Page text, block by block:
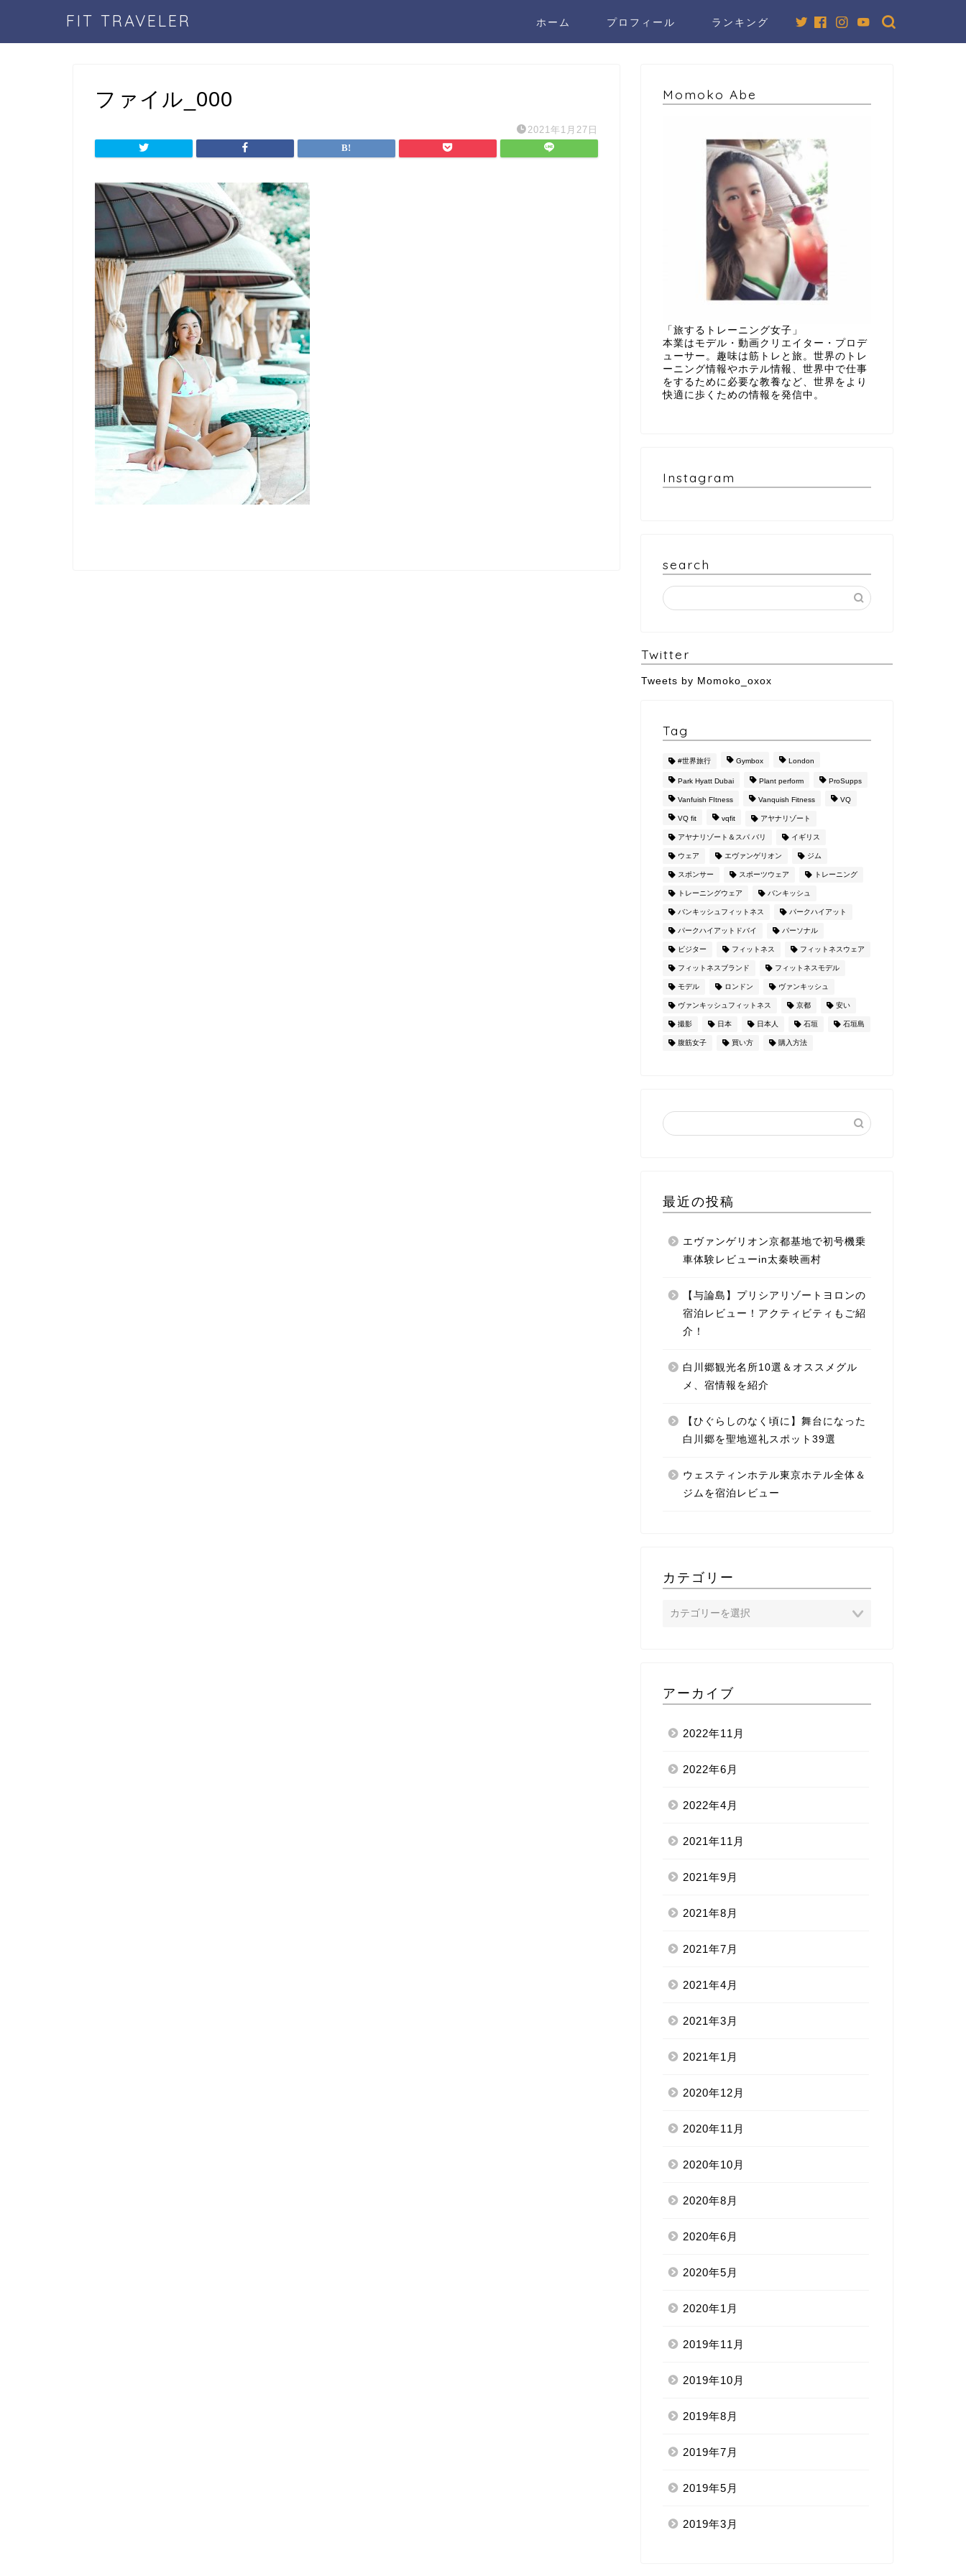
FIT TRAVELER ホーム プロフィール ランキング
ファイル_000
2021年1月27日
Momoko Abe
「旅するトレーニング女子」
本業はモデル・動画クリエイター・プロデ
ューサー。趣味は筋トレと旅。世界のトレ
ーニング情報やホテル情報、世界中で仕事
をするために必要な教養など、世界をより
快適に歩くための情報を発信中。
Instagram
search
Twitter
Tweets by Momoko_oxox
Tag
#世界旅行 Gymbox London
Park Hyatt Dubai Plant perform ProSupps
Vanfuish FItness Vanquish Fitness VQ
VQ fit vqfit アヤナリゾート
アヤナリゾート＆スパ バリ イギリス
ウェア エヴァンゲリオン ジム
スポンサー スポーツウェア トレーニング
トレーニングウェア バンキッシュ
バンキッシュフィットネス パークハイアット
パークハイアットドバイ パーソナル
ビジター フィットネス フィットネスウェア
フィットネスブランド フィットネスモデル
モデル ロンドン ヴァンキッシュ
ヴァンキッシュフィットネス 京都 安い
撮影 日本 日本人 石垣 石垣島
腹筋女子 買い方 購入方法
最近の投稿
エヴァンゲリオン京都基地で初号機乗
車体験レビューin太秦映画村
【与論島】プリシアリゾートヨロンの
宿泊レビュー！アクティビティもご紹
介！
白川郷観光名所10選＆オススメグル
メ、宿情報を紹介
【ひぐらしのなく頃に】舞台になった
白川郷を聖地巡礼スポット39選
ウェスティンホテル東京ホテル全体＆
ジムを宿泊レビュー
カテゴリー
アーカイブ
2022年11月
2022年6月
2022年4月
2021年11月
2021年9月
2021年8月
2021年7月
2021年4月
2021年3月
2021年1月
2020年12月
2020年11月
2020年10月
2020年8月
2020年6月
2020年5月
2020年1月
2019年11月
2019年10月
2019年8月
2019年7月
2019年5月
2019年3月